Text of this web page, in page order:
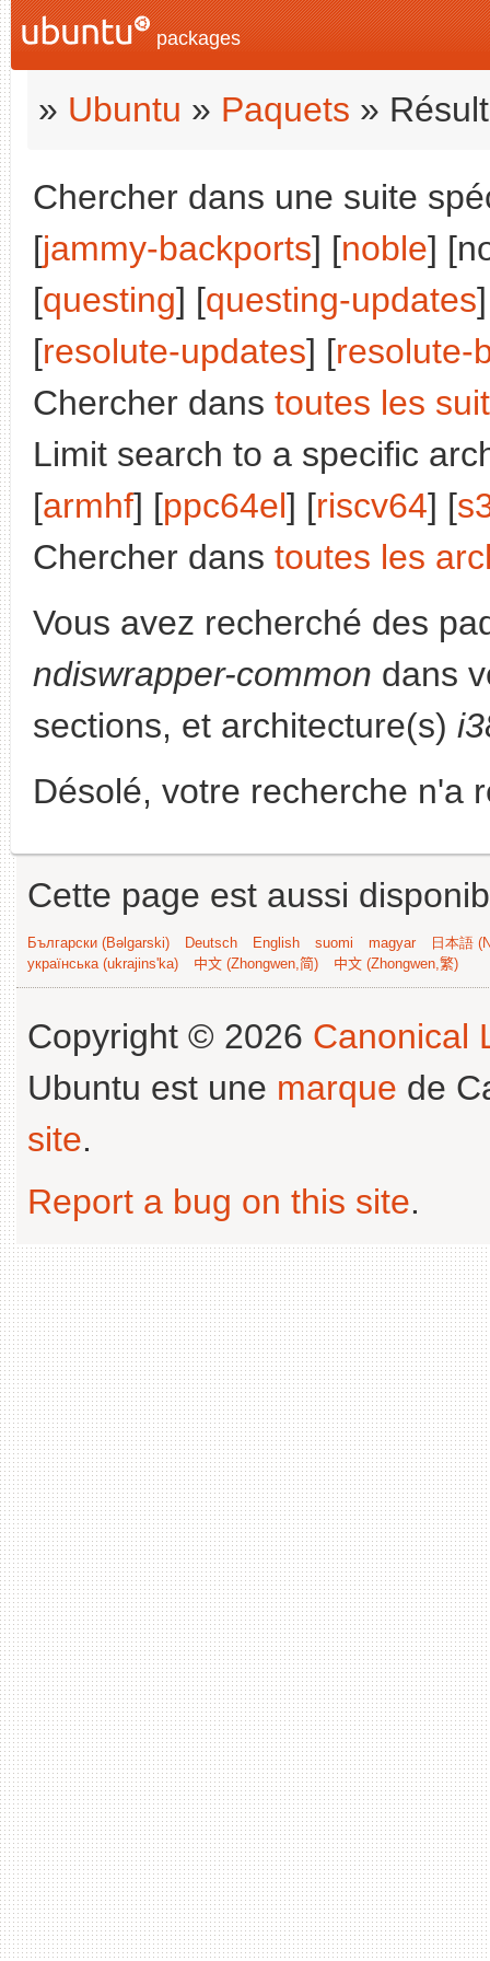
packages
» Ubuntu » Paquets »
Chercher dans une suite
[jammy-backports] [noble]
[questing] [questing-updates
[resolute-updates] [resolute-
Chercher dans toutes les
Limit search to a specific
[armhf] [ppc64el] [riscv64] [
Chercher dans toutes les
Vous avez recherché des
ndiswrapper-common dans
sections, et architecture(s)
Désolé, votre recherche n'a
Cette page est aussi
Български (Bəlgarski) Deutsch English suomi magyar
日本語
українська (ukrajins'ka)
中文 (Zhongwen,简) 中文 (Zhongwen,繁)
Copyright © 2026 Canonical
Ubuntu est une marque de
site.
Report a bug on this site.